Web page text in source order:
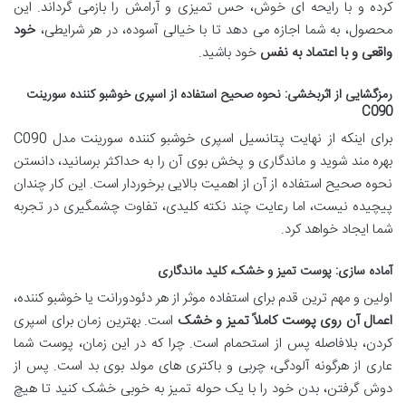
کرده و با رایحه ای خوش، حس تمیزی و آرامش را بازمی گرداند. این
محصول، به شما اجازه می دهد تا با خیالی آسوده، در هر شرایطی،خود
واقعی و با اعتماد به نفس خود باشید.
رمزگشایی از اثربخشی: نحوه صحیح استفاده از اسپری خوشبو کننده سورینت
C090
برای اینکه از نهایت پتانسیل اسپری خوشبو کننده سورینت مدل C090
بهره مند شوید و ماندگاری و پخش بوی آن را به حداکثر برسانید، دانستن
نحوه صحیح استفاده از آن از اهمیت بالایی برخوردار است. این کار چندان
پیچیده نیست، اما رعایت چند نکته کلیدی، تفاوت چشمگیری در تجربه
شما ایجاد خواهد کرد.
آماده سازی: پوست تمیز و خشک، کلید ماندگاری
اولین و مهم ترین قدم برای استفاده موثر از هر دئودورانت یا خوشبو کننده،
اعمال آن روی پوست کاملاً تمیز و خشک است. بهترین زمان برای اسپری
کردن، بلافاصله پس از استحمام است. چرا که در این زمان، پوست شما
عاری از هرگونه آلودگی، چربی و باکتری های مولد بوی بد است. پس از
دوش گرفتن، بدن خود را با یک حوله تمیز به خوبی خشک کنید تا هیچ